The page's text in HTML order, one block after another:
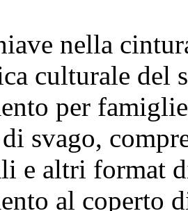
nella
culturale del
per
svago,
e altri format
al coperto